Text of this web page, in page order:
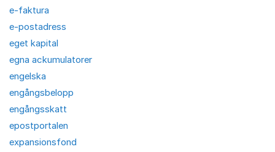
e-faktura
e-postadress
eget kapital
egna ackumulatorer
engelska
engångsbelopp
engångsskatt
epostportalen
expansionsfond